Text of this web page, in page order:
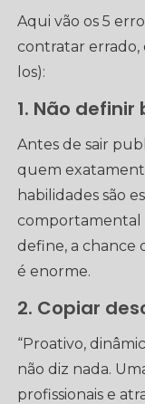
Aqui vão os 5
contratar errado,
los):
1. Não
Antes de sair
quem
habilidades são
comportamental
define, a chance
é enorme.
2. Copiar
“Proativo,
não diz nada.
profissionais e